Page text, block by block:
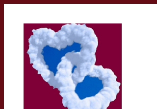
содержимому